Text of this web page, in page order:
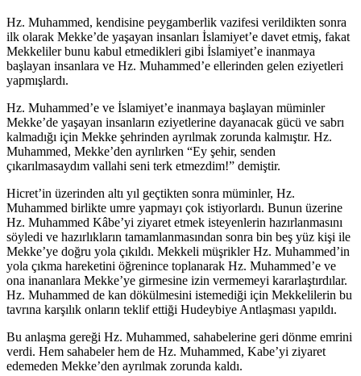
Hz. Muhammed, kendisine peygamberlik vazifesi verildikten sonra
ilk olarak Mekke’de yaşayan insanları İslamiyet’e davet etmiş, fakat
Mekkeliler bunu kabul etmedikleri gibi İslamiyet’e inanmaya
başlayan insanlara ve Hz. Muhammed’e ellerinden gelen eziyetleri
yapmışlardı.
Hz. Muhammed’e ve İslamiyet’e inanmaya başlayan müminler
Mekke’de yaşayan insanların eziyetlerine dayanacak gücü ve sabrı
kalmadığı için Mekke şehrinden ayrılmak zorunda kalmıştır. Hz.
Muhammed, Mekke’den ayrılırken “Ey şehir, senden
çıkarılmasaydım vallahi seni terk etmezdim!” demiştir.
Hicret’in üzerinden altı yıl geçtikten sonra müminler, Hz.
Muhammed birlikte umre yapmayı çok istiyorlardı. Bunun üzerine
Hz. Muhammed Kâbe’yi ziyaret etmek isteyenlerin hazırlanmasını
söyledi ve hazırlıkların tamamlanmasından sonra bin beş yüz kişi ile
Mekke’ye doğru yola çıkıldı. Mekkeli müşrikler Hz. Muhammed’in
yola çıkma hareketini öğrenince toplanarak Hz. Muhammed’e ve
ona inananlara Mekke’ye girmesine izin vermemeyi kararlaştırdılar.
Hz. Muhammed de kan dökülmesini istemediği için Mekkelilerin bu
tavrına karşılık onların teklif ettiği Hudeybiye Antlaşması yapıldı.
Bu anlaşma gereği Hz. Muhammed, sahabelerine geri dönme emrini
verdi. Hem sahabeler hem de Hz. Muhammed, Kabe’yi ziyaret
edemeden Mekke’den ayrılmak zorunda kaldı.